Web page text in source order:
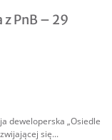
PnB – 29
deweloperska „Osiedle
się...